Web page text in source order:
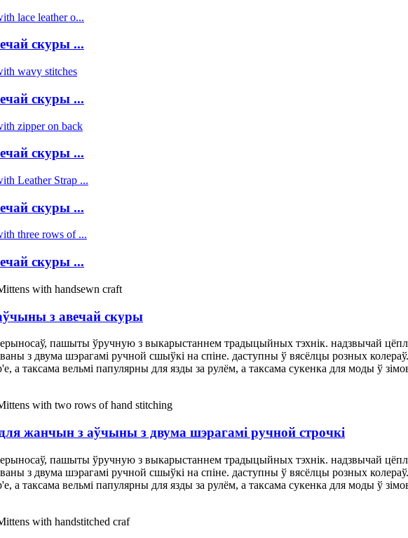
скуры ...
скуры ...
скуры ...
скуры ...
скуры ...
з авечай скуры
пашыты ўручную з выкарыстаннем традыцыйных тэхнік. надзвычай
з двума шэрагамі ручной сшыўкі на спіне. даступны ў вясёлцы розных колераў.
а таксама вельмі папулярны для язды за рулём, а таксама сукенка для моды ў
жанчын з аўчыны з двума шэрагамі ручной строчкі
пашыты ўручную з выкарыстаннем традыцыйных тэхнік. надзвычай
з двума шэрагамі ручной сшыўкі на спіне. даступны ў вясёлцы розных колераў.
а таксама вельмі папулярны для язды за рулём, а таксама сукенка для моды ў